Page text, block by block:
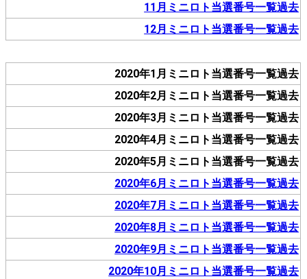
11月ミニロト当選番号一覧過去
12月ミニロト当選番号一覧過去
2020年1月ミニロト当選番号一覧過去
2020年2月ミニロト当選番号一覧過去
2020年3月ミニロト当選番号一覧過去
2020年4月ミニロト当選番号一覧過去
2020年5月ミニロト当選番号一覧過去
2020年6月ミニロト当選番号一覧過去
2020年7月ミニロト当選番号一覧過去
2020年8月ミニロト当選番号一覧過去
2020年9月ミニロト当選番号一覧過去
2020年10月ミニロト当選番号一覧過去